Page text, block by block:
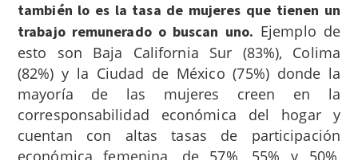
también lo es la tasa de mujeres que tienen un
trabajo remunerado o buscan uno. Ejemplo de
esto son Baja California Sur (83%), Colima
(82%) y la Ciudad de México (75%) donde la
mayoría de las mujeres creen en la
corresponsabilidad económica del hogar y
cuentan con altas tasas de participación